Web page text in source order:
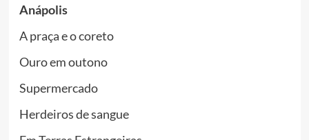
Anápolis
A praça e o coreto
Ouro em outono
Supermercado
Herdeiros de sangue